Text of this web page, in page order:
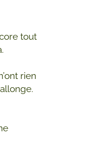
tout
rien